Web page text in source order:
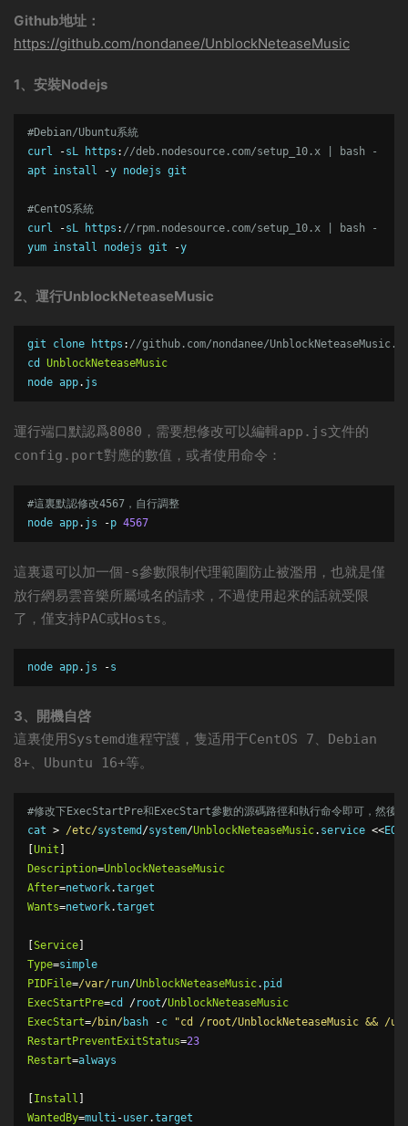
Github地址：
https://github.com/nondanee/UnblockNeteaseMusic
1、安裝Nodejs
#Debian/Ubuntu系統
curl
-sL https : //deb.nodesource.com/setup_10.x | bash -
apt install
-y nodejs git
#CentOS系統
curl
-sL https : //rpm.nodesource.com/setup_10.x | bash -
yum install nodejs git
-y
2、運行UnblockNeteaseMusic
git clone https : //github.com/nondanee/
cd UnblockNeteaseMusic
node app. js
運行端口默認爲8080 ，需要想修改可以編輯app.js文件的
config.port對應的數值，或者使用命令：
#這裏默認修改4567，自行調整
node app. js -p 4567
這裏還可以加一個-s參數限制代理範圍防止被濫用，也就是僅
放行網易雲音樂所屬域名的請求，不過使用起來的話就受限
了，僅支持PAC或Hosts。
node app. js -s
3、開機自啓
這裏使用Systemd進程守護，隻适用于CentOS 7、 Debian
8+、 Ubuntu 16+等。
#修改下ExecStartPre和ExecStart參數的源碼路徑和執行命令即可，然後一
cat > /etc/systemd /system/UnblockNeteaseMusic. service <<
Unit
Description=UnblockNeteaseMusic
After=network.
Wants=network.target
Service
Type=
PIDFile=/var/ run/UnblockNeteaseMusic.
ExecStartPre=cd /root/UnblockNeteaseMusic
ExecStart=/bin/ bash -c
"cd /root/UnblockNeteaseMusic && /
RestartPreventExitStatus=23
Restart=always
Install
WantedBy=multi-user.target